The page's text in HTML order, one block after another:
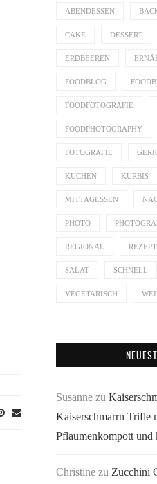
ABENDESSEN
CAKE DESSERT
ERDBEEREN
FOODBLOG
FOODFOTOGRAFIE
FOODPHOTOGRAPHY
FOTOGRAFIE
KUCHEN KÜRBIS
MITTAGESSEN
PHOTO
REGIONAL REZEPT
SALAT SCHNELL
VEGETARISCH
Susanne zu
Kaiserschmarrn Trifle
Pflaumenkompott und
Christine zu Zucchini